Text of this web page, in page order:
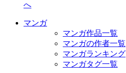
へ
マンガ
マンガ作品一覧
マンガの作者一覧
マンガランキング
マンガタグ一覧